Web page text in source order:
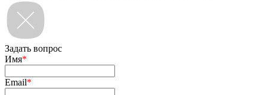
Задать вопрос
Имя*
Email*